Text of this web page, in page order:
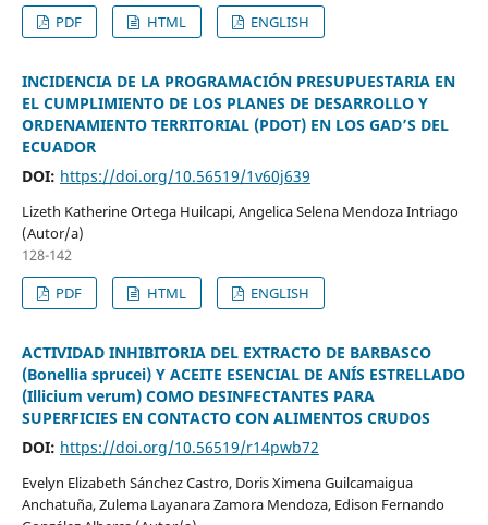
PDF HTML ENGLISH
INCIDENCIA DE LA PROGRAMACIÓN PRESUPUESTARIA EN
EL CUMPLIMIENTO DE LOS PLANES DE DESARROLLO Y
ORDENAMIENTO TERRITORIAL (PDOT) EN LOS GAD’S DEL
ECUADOR
DOI: https://doi.org/10.56519/1v60j639
Lizeth Katherine Ortega Huilcapi, Angelica Selena Mendoza Intriago
(Autor/a)
128-142
PDF
HTML ENGLISH
ACTIVIDAD INHIBITORIA DEL EXTRACTO DE BARBASCO
(Bonellia sprucei) Y ACEITE ESENCIAL DE ANÍS ESTRELLADO
(Illicium verum) COMO DESINFECTANTES PARA
SUPERFICIES EN CONTACTO CON ALIMENTOS CRUDOS
DOI: https://doi.org/10.56519/r14pwb72
Evelyn Elizabeth Sánchez Castro, Doris Ximena Guilcamaigua
Anchatuña, Zulema Layanara Zamora Mendoza, Edison Fernando